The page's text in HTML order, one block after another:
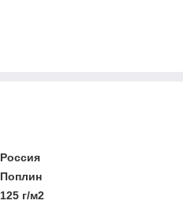
Россия
Поплин
125 г/м2